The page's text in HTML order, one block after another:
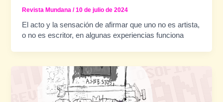
Revista Mundana/10 de julio de 2024
El acto y la sensación de afirmar que uno no es artista,
o no es escritor, en algunas experiencias funciona